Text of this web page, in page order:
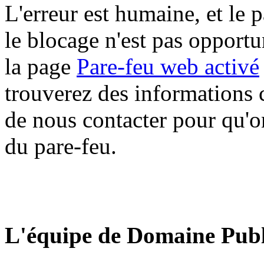
L'erreur est humaine, et le
le blocage n'est pas
la page Pare-feu web activé
trouverez des informations
de nous contacter pour
du pare-feu.
L'équipe de Domaine